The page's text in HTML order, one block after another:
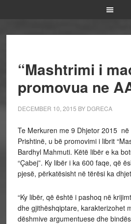
“Mashtrimi i
promovua ne
DECEMBER 10, 2015 BY DGRECA
Te Merkuren me 9 Dhjetor 2015 në
Prishtinë, u bë promovimi i librit
Bardhyl Mahmuti. Këtë libër e ka
“Çabej”. Ky libër i ka 600 faqe, që
pjesë, përkatësisht në tërësi ka
“Ky libër, që është i pashoq në
dhe gjithëshqiptare, karakterizohet
dëshmive argumentuese dhe